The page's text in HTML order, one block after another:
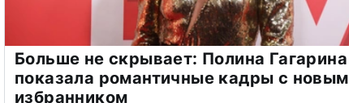
Больше не скрывает: Полина Гагарина
показала романтичные кадры с новым
избранником